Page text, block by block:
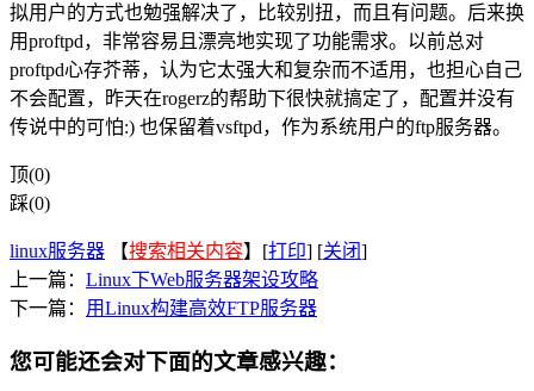
拟用户的方式也勉强解决了，比较别扭，而且有问题。后来换
用proftpd，非常容易且漂亮地实现了功能需求。以前总对
proftpd心存芥蒂，认为它太强大和复杂而不适用，也担心自己
不会配置，昨天在rogerz的帮助下很快就搞定了，配置并没有
传说中的可怕:) 也保留着vsftpd，作为系统用户的ftp服务器。
顶(0)
踩(0)
linux服务器 【搜索相关内容】[打印] [关闭]
上一篇： Linux下Web服务器架设攻略
下一篇： 用Linux构建高效FTP服务器
您可能还会对下面的文章感兴趣：